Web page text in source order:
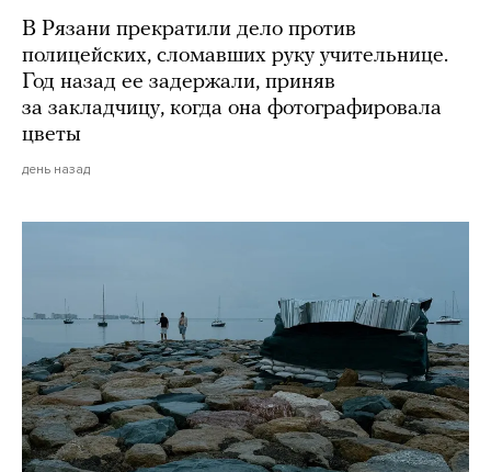
В Рязани прекратили дело против
полицейских, сломавших руку учительнице.
Год назад ее задержали, приняв
за закладчицу, когда она фотографировала
цветы
день назад